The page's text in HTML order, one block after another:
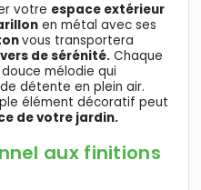
votre espace extérieur
en métal avec ses
vous transportera
de sérénité.Chaque
mélodie qui
détente en plein air.
élément décoratif peut
de votre jardin.
aux finitions